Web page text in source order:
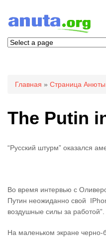
Вы здесь
Главная » Страница Анюты
The Putin
“Русский штурм” оказался
Во время интервью с
Путин неожиданно свой
воздушные силы за работой”.
На маленьком экране черно-